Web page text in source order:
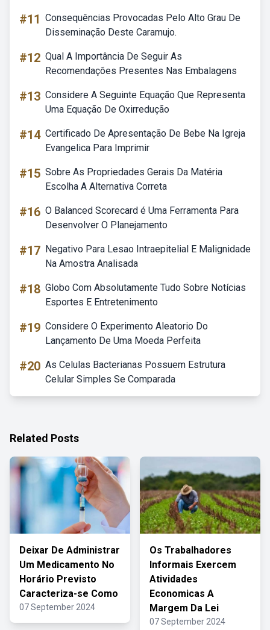
#11 Consequências Provocadas Pelo Alto Grau De
Disseminação Deste Caramujo.
#12 Qual A Importância De Seguir As
Recomendações Presentes Nas Embalagens
#13 Considere A Seguinte Equação Que Representa
Uma Equação De Oxirredução
#14 Certificado De Apresentação De Bebe Na Igreja
Evangelica Para Imprimir
#15 Sobre As Propriedades Gerais Da Matéria
Escolha A Alternativa Correta
#16 O Balanced Scorecard é Uma Ferramenta Para
Desenvolver O Planejamento
#17 Negativo Para Lesao Intraepitelial E Malignidade
Na Amostra Analisada
#18 Globo Com Absolutamente Tudo Sobre Notícias
Esportes E Entretenimento
#19 Considere O Experimento Aleatorio Do
Lançamento De Uma Moeda Perfeita
#20 As Celulas Bacterianas Possuem Estrutura
Celular Simples Se Comparada
Related Posts
Deixar De Administrar
Um Medicamento No
Horário Previsto
Caracteriza-se Como
07 September 2024
Os Trabalhadores
Informais Exercem
Atividades
Economicas A
Margem Da Lei
07 September 2024